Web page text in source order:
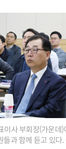
이사 부회장(가운데)
들과 함께 듣고 있다